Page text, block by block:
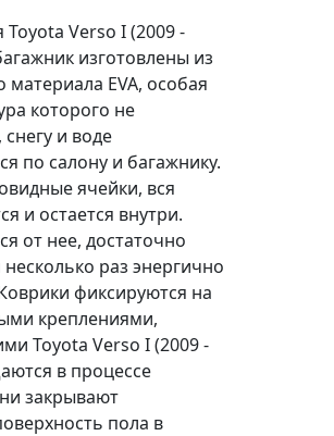
Toyota Verso I (2009 -
изготовлены из
EVA, особая
которого не
и воде
по салону и багажнику.
ячейки, вся
и остается внутри.
от нее, достаточно
раз энергично
фиксируются на
креплениями,
Toyota Verso I (2009 -
в процессе
закрывают
пола в